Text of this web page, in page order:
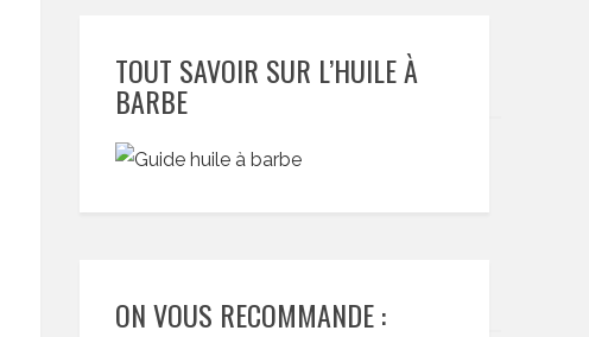
TOUT SAVOIR SUR L’HUILE À
BARBE
ON VOUS RECOMMANDE :